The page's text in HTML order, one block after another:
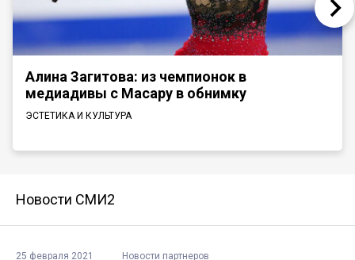
Алина Загитова: из чемпионок в
медиадивы с Масару в обнимку
ЭСТЕТИКА И КУЛЬТУРА
Новости СМИ2
25 февраля 2021 Новости партнеров